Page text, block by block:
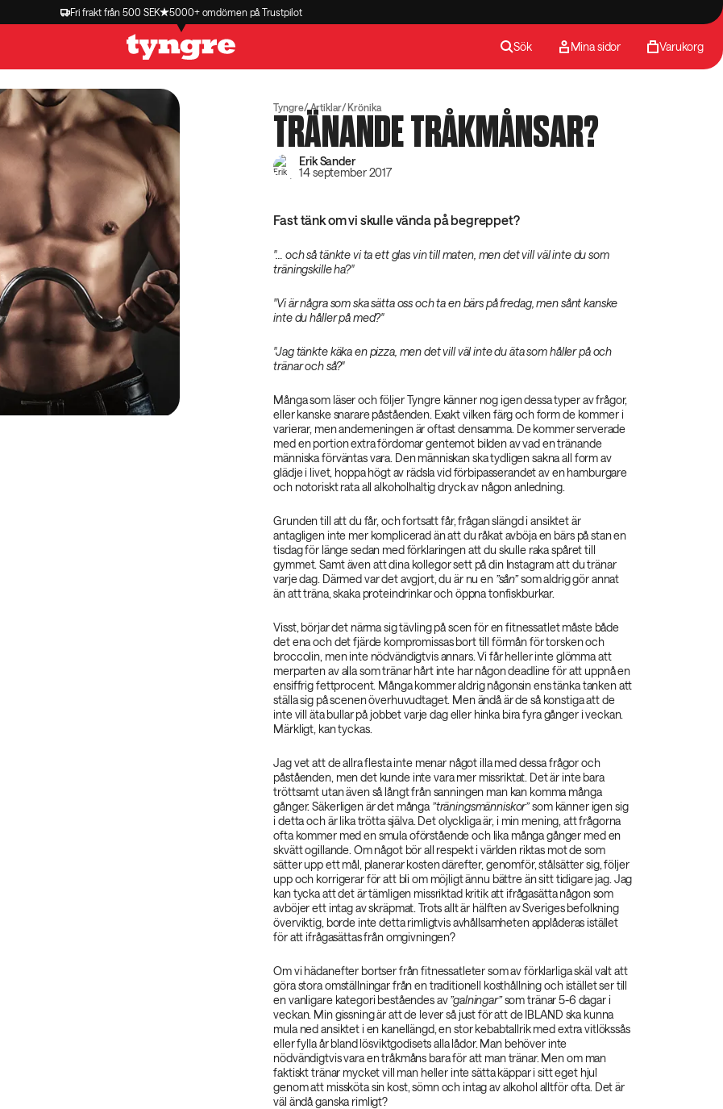
Fri frakt från 500 SEK 5000+ omdömen på Trustpilot
Sök Mina sidor Varukorg
Tyngre Artiklar Krönika
TRÄNANDE TRÅKMÅNSAR?
Erik Sander
14 september 2017
Fast tänk om vi skulle vända på begreppet?
"… och så tänkte vi ta ett glas vin till maten, men det vill väl inte du som
träningskille ha?"
"Vi är några som ska sätta oss och ta en bärs på fredag, men sånt kanske
inte du håller på med?"
"Jag tänkte käka en pizza, men det vill väl inte du äta som håller på och
tränar och så?"
Många som läser och följer Tyngre känner nog igen dessa typer av frågor,
eller kanske snarare påståenden. Exakt vilken färg och form de kommer i
varierar, men andemeningen är oftast densamma. De kommer serverade
med en portion extra fördomar gentemot bilden av vad en tränande
människa förväntas vara. Den människan ska tydligen sakna all form av
glädje i livet, hoppa högt av rädsla vid förbipasserandet av en hamburgare
och notoriskt rata all alkoholhaltig dryck av någon anledning.
Grunden till att du får, och fortsatt får, frågan slängd i ansiktet är
antagligen inte mer komplicerad än att du råkat avböja en bärs på stan en
tisdag för länge sedan med förklaringen att du skulle raka spåret till
gymmet. Samt även att dina kollegor sett på din Instagram att du tränar
varje dag. Därmed var det avgjort, du är nu en ”sån”som aldrig gör annat
än att träna, skaka proteindrinkar och öppna tonfiskburkar.
Visst, börjar det närma sig tävling på scen för en fitnessatlet måste både
det ena och det fjärde kompromissas bort till förmån för torsken och
broccolin, men inte nödvändigtvis annars. Vi får heller inte glömma att
merparten av alla som tränar hårt inte har någon deadline för att uppnå en
ensiffrig fettprocent. Många kommer aldrig någonsin ens tänka tanken att
ställa sig på scenen överhuvudtaget. Men ändå är de så konstiga att de
inte vill äta bullar på jobbet varje dag eller hinka bira fyra gånger i veckan.
Märkligt, kan tyckas.
Jag vet att de allra flesta inte menar något illa med dessa frågor och
påståenden, men det kunde inte vara mer missriktat. Det är inte bara
tröttsamt utan även så långt från sanningen man kan komma många
gånger. Säkerligen är det många ”träningsmänniskor”som känner igen sig
i detta och är lika trötta själva. Det olyckliga är, i min mening, att frågorna
ofta kommer med en smula oförstående och lika många gånger med en
skvätt ogillande. Om något bör all respekt i världen riktas mot de som
sätter upp ett mål, planerar kosten därefter, genomför, stålsätter sig, följer
upp och korrigerar för att bli om möjligt ännu bättre än sitt tidigare jag. Jag
kan tycka att det är tämligen missriktad kritik att ifrågasätta någon som
avböjer ett intag av skräpmat. Trots allt är hälften av Sveriges befolkning
överviktig, borde inte detta rimligtvis avhållsamheten applåderas istället
för att ifrågasättas från omgivningen?
Om vi hädanefter bortser från fitnessatleter som av förklarliga skäl valt att
göra stora omställningar från en traditionell kosthållning och istället ser till
en vanligare kategori beståendes av”galningar”som tränar 5-6 dagar i
veckan. Min gissning är att de lever så just för att de IBLAND ska kunna
mula ned ansiktet i en kanellängd, en stor kebabtallrik med extra vitlökssås
eller fylla år bland lösviktgodisets alla lådor. Man behöver inte
nödvändigtvis vara en tråkmåns bara för att man tränar. Men om man
faktiskt tränar mycket vill man heller inte sätta käppar i sitt eget hjul
genom att missköta sin kost, sömn och intag av alkohol alltför ofta. Det är
väl ändå ganska rimligt?